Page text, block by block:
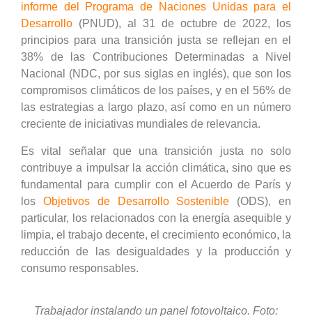
informe del Programa de Naciones Unidas para el
Desarrollo (PNUD), al 31 de octubre de 2022, los
principios para una transición justa se reflejan en el
38% de las Contribuciones Determinadas a Nivel
Nacional (NDC, por sus siglas en inglés), que son los
compromisos climáticos de los países, y en el 56% de
las estrategias a largo plazo, así como en un número
creciente de iniciativas mundiales de relevancia.
Es vital señalar que una transición justa no solo
contribuye a impulsar la acción climática, sino que es
fundamental para cumplir con el Acuerdo de París y
los Objetivos de Desarrollo Sostenible (ODS), en
particular, los relacionados con la energía asequible y
limpia, el trabajo decente, el crecimiento económico, la
reducción de las desigualdades y la producción y
consumo responsables.
Trabajador instalando un panel fotovoltaico. Foto: